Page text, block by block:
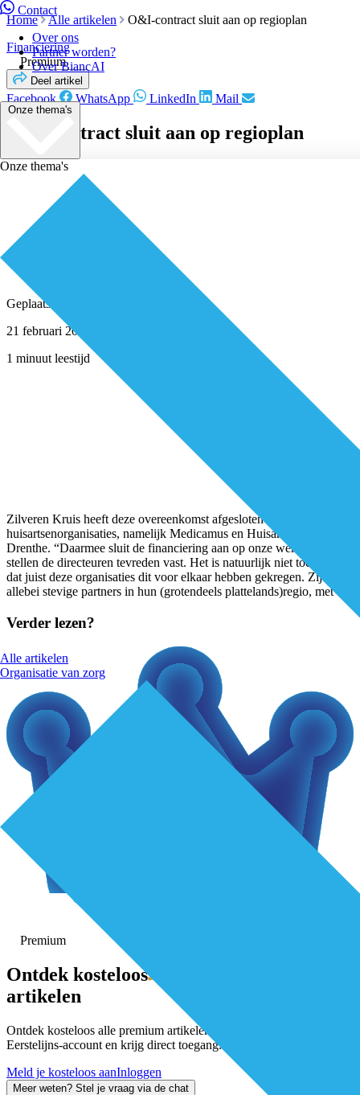
Contact
Over ons
Partner worden?
Over BiancAI
Onze thema's
Onze thema's
Alle artikelen
Organisatie van zorg
Home Alle artikelen
O&I-contract sluit aan op regioplan
Financiering
Premium
Deel artikel
Facebook WhatsApp LinkedIn Mail
O&I-contract sluit aan op regioplan
Geplaatst door
21 februari 2019
1 minuut leestijd
Zilveren Kruis heeft deze overeenkomst afgesloten met twee
huisartsenorganisaties, namelijk Medicamus en Huisartsenzorg
Drenthe. “Daarmee sluit de financiering aan op onze werkwijze”,
stellen de directeuren tevreden vast. Het is natuurlijk niet toevallig
dat juist deze organisaties dit voor elkaar hebben gekregen. Zij zijn
allebei stevige partners in hun (grotendeels plattelands)regio, met
Verder lezen?
Premium
Ontdek kosteloos
artikelen
Ontdek kosteloos alle premium artikelen. Activeer gratis je De
Eerstelijns-account en krijg direct toegang.
Meld je kosteloos aanInloggen
Meer weten? Stel je vraag via de chat